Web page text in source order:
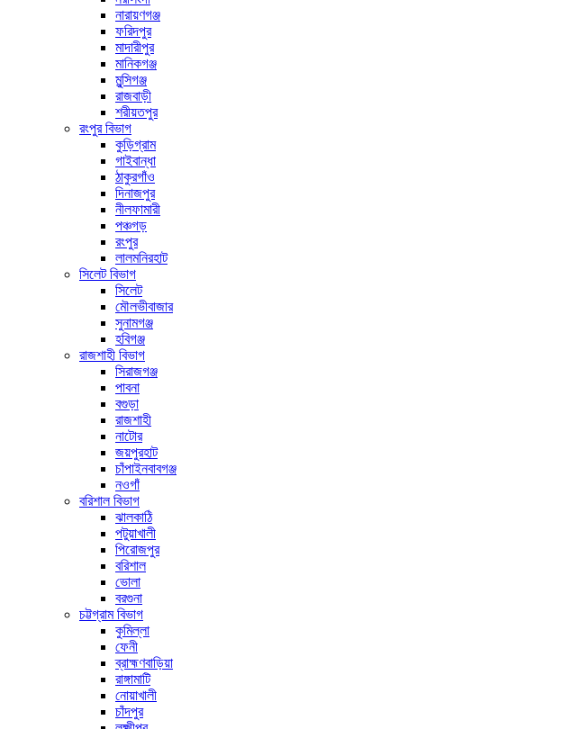
নারায়ণগঞ্জ
ফরিদপুর
মাদারীপুর
মানিকগঞ্জ
মুন্সিগঞ্জ
রাজবাড়ী
শরীয়তপুর
রংপুর বিভাগ
কুড়িগ্রাম
গাইবান্ধা
ঠাকুরগাঁও
দিনাজপুর
নীলফামারী
পঞ্চগড়
রংপুর
লালমনিরহাট
সিলেট বিভাগ
সিলেট
মৌলভীবাজার
সুনামগঞ্জ
হবিগঞ্জ
রাজশাহী বিভাগ
সিরাজগঞ্জ
পাবনা
বগুড়া
রাজশাহী
নাটোর
জয়পুরহাট
চাঁপাইনবাবগঞ্জ
নওগাঁ
বরিশাল বিভাগ
ঝালকাঠি
পটুয়াখালী
পিরোজপুর
বরিশাল
ভোলা
বরগুনা
চট্টগ্রাম বিভাগ
কুমিল্লা
ফেনী
ব্রাহ্মণবাড়িয়া
রাঙ্গামাটি
নোয়াখালী
চাঁদপুর